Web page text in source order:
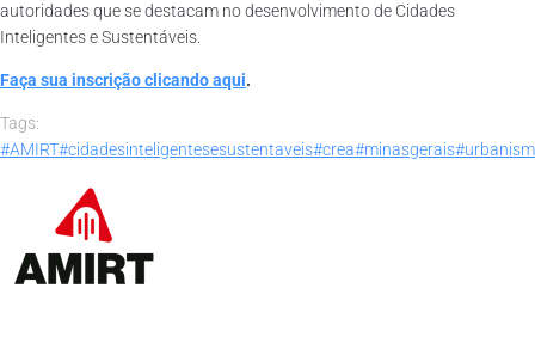
autoridades que se destacam no desenvolvimento de Cidades
Inteligentes e Sustentáveis.
Faça sua inscrição clicando aqui.
Tags:
#AMIRT#cidadesinteligentesesustentaveis#crea#minasgerais